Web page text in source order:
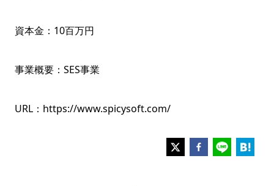
資本金：10百万円
事業概要：SES事業
URL：https://www.spicysoft.com/